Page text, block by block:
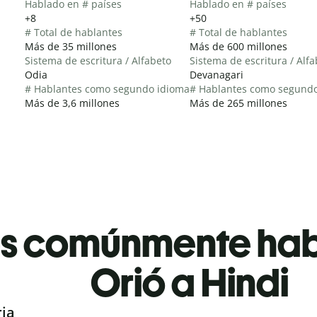
Hablado en # países
+8
# Total de hablantes
Más de 35 millones
Sistema de escritura / Alfabeto
Odia
# Hablantes como segundo idioma
Más de 3,6 millones
Hablado en # países
+50
# Total de hablantes
Más de 600 millones
Sistema de escritura /
Devanagari
# Hablantes como
Más de 265 millones
comúnmente
Orió a Hindi